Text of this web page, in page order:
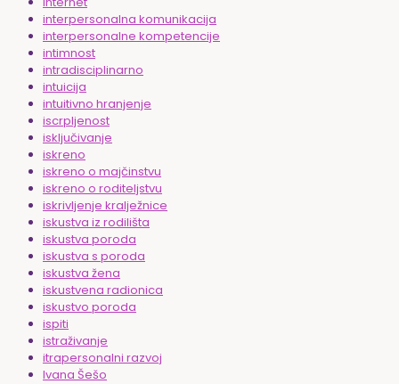
interpersonalna komunikacija
interpersonalne kompetencije
intimnost
intradisciplinarno
intuicija
intuitivno hranjenje
iscrpljenost
isključivanje
iskreno
iskreno o majčinstvu
iskreno o roditeljstvu
iskrivljenje kralježnice
iskustva iz rodilišta
iskustva poroda
iskustva s poroda
iskustva žena
iskustvena radionica
iskustvo poroda
ispiti
istraživanje
itrapersonalni razvoj
Ivana Šešo